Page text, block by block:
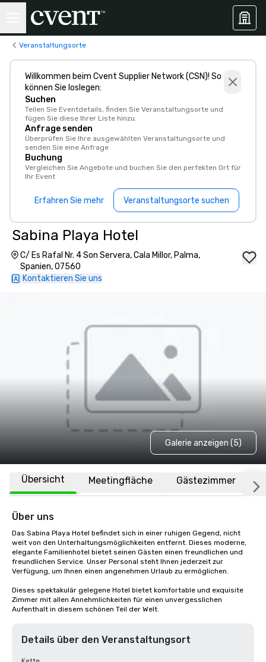
Veranstaltungsorte
Willkommen beim Cvent Supplier Network (CSN)! So
können Sie loslegen:
Suchen
Teilen Sie Eventdetails, finden Sie Veranstaltungsorte und
fügen Sie diese Ihrer Liste hinzu.
Anfrage senden
Überprüfen Sie Ihre ausgewählten Veranstaltungsorte und
senden Sie eine Anfrage
Buchung
Vergleichen Sie Angebote und buchen Sie den perfekten Ort für
Ihr Event
Erfahren Sie mehr Veranstaltungsorte suchen
Sabina Playa Hotel
C/ Es Rafal Nr. 4 Son Servera, Cala Millor, Palma,
Spanien, 07560
Kontaktieren Sie uns
Galerie anzeigen (5)
Übersicht Meetingfläche Gästezimmer
Über uns
Das Sabina Playa Hotel befindet sich in einer ruhigen Gegend, nicht
weit von den Unterhaltungsmöglichkeiten entfernt. Dieses moderne,
elegante Familienhotel bietet seinen Gästen einen freundlichen und
freundlichen Service. Unser Personal steht Ihnen jederzeit zur
Verfügung, um Ihnen einen angenehmen Urlaub zu ermöglichen.
Dieses spektakulär gelegene Hotel bietet komfortable und exquisite
Zimmer mit allen Annehmlichkeiten für einen unvergesslichen
Aufenthalt in diesem schönen Teil der Welt.
Details über den Veranstaltungsort